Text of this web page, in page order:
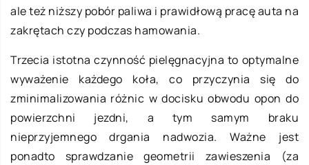
ale też niższy pobór paliwa i prawidłową pracę auta na
zakrętach czy podczas hamowania.
Trzecia istotna czynność pielęgnacyjna to optymalne
wyważenie każdego koła, co przyczynia się do
zminimalizowania różnic w docisku obwodu opon do
powierzchni jezdni, a tym samym braku
nieprzyjemnego drgania nadwozia. Ważne jest
ponadto sprawdzanie geometrii zawieszenia (za